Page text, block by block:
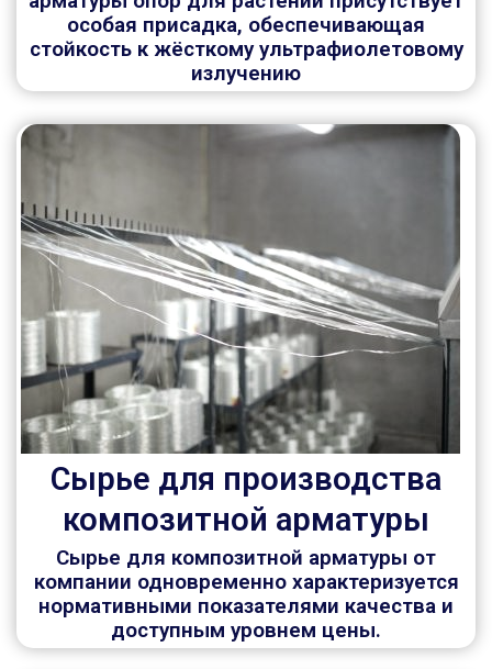
особая присадка, обеспечивающая
стойкость к жёсткому ультрафиолетовому
излучению
Сырье для производства
композитной арматуры
Сырье для композитной арматуры от
компании одновременно характеризуется
нормативными показателями качества и
доступным уровнем цены.